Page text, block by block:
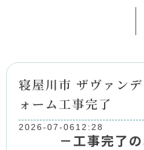
寝屋川市 ザヴァン
ォーム工事完了
2026-07-06 12:28
－工事完了